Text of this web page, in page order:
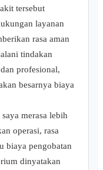
tersebut
layanan
rasa aman
tindakan
profesional,
besarnya biaya
merasa lebih
operasi, rasa
biaya pengobatan
dinyatakan